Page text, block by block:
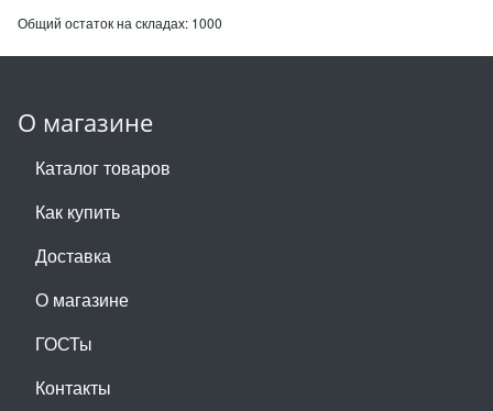
Общий остаток на складах: 1000
О магазине
Каталог товаров
Как купить
Доставка
О магазине
ГОСТы
Контакты